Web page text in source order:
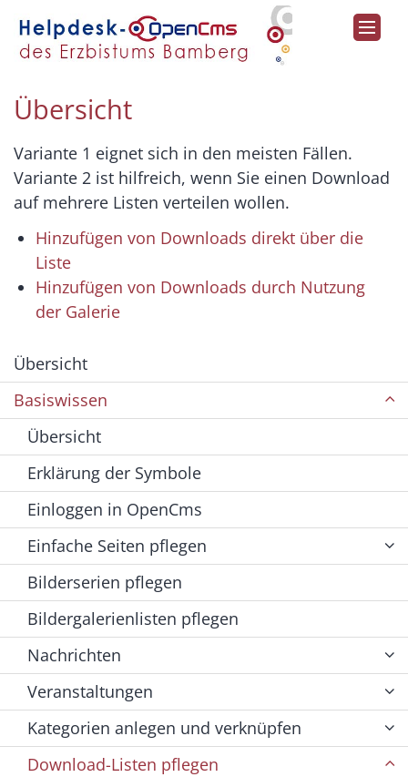
Zum Inhalt springen
Übersicht
Variante 1 eignet sich in den meisten Fällen.
Variante 2 ist hilfreich, wenn Sie einen Download
auf mehrere Listen verteilen wollen.
Hinzufügen von Downloads direkt über die
Liste
Hinzufügen von Downloads durch Nutzung
der Galerie
Übersicht
Basiswissen
Übersicht
Erklärung der Symbole
Einloggen in OpenCms
Einfache Seiten pflegen
Bilderserien pflegen
Bildergalerienlisten pflegen
Nachrichten
Veranstaltungen
Kategorien anlegen und verknüpfen
Download-Listen pflegen